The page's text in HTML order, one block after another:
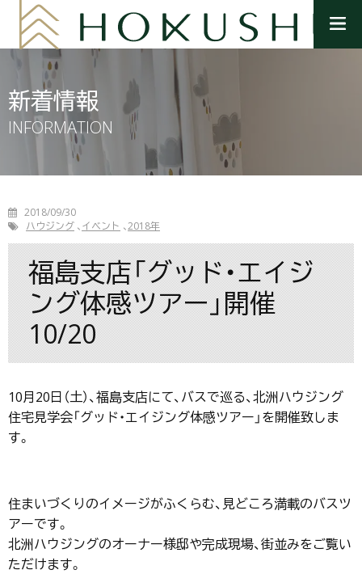
ニ
新着情報
INFORMATION
2018/09/30
ハウジング イベント 2018年
福島支店「グッド・エイジ
ング体感ツアー」開催
10/20
10月20日（土）、福島支店にて、バスで巡る、北洲ハウジング
住宅見学会「グッド・エイジング体感ツアー」を開催致しま
す。
住まいづくりのイメージがふくらむ、見どころ満載のバスツ
アーです。
北洲ハウジングのオーナー様邸や完成現場、街並みをご覧い
ただけます。